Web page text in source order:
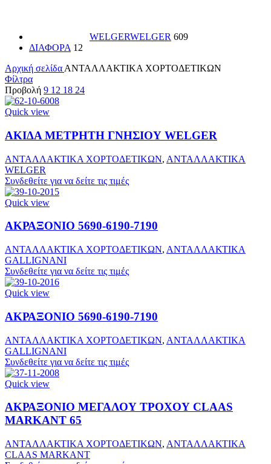
WELGERWELGER 609
ΔΙΑΦΟΡΑ 12
Αρχική σελίδα ΑΝΤΑΛΛΑΚΤΙΚΑ ΧΟΡΤΟΔΕΤΙΚΩΝ
Φίλτρα
Προβολή 9 12 18 24
Quick view
ΑΚΙΔΑ ΜΕΤΡΗΤΗ ΓΝΗΣΙΟΥ WELGER
ΑΝΤΑΛΛΑΚΤΙΚΑ ΧΟΡΤΟΔΕΤΙΚΩΝ, ΑΝΤΑΛΛΑΚΤΙΚΑ
WELGER
Συνδεθείτε για να δείτε τις τιμές
Quick view
ΑΚΡΑΞΟΝΙΟ 5690-6190-7190
ΑΝΤΑΛΛΑΚΤΙΚΑ ΧΟΡΤΟΔΕΤΙΚΩΝ, ΑΝΤΑΛΛΑΚΤΙΚΑ
GALLIGNANI
Συνδεθείτε για να δείτε τις τιμές
Quick view
ΑΚΡΑΞΟΝΙΟ 5690-6190-7190
ΑΝΤΑΛΛΑΚΤΙΚΑ ΧΟΡΤΟΔΕΤΙΚΩΝ, ΑΝΤΑΛΛΑΚΤΙΚΑ
GALLIGNANI
Συνδεθείτε για να δείτε τις τιμές
Quick view
ΑΚΡΑΞΟΝΙΟ ΜΕΓΑΛΟΥ ΤΡΟΧΟΥ CLAAS
MARKANT 65
ΑΝΤΑΛΛΑΚΤΙΚΑ ΧΟΡΤΟΔΕΤΙΚΩΝ, ΑΝΤΑΛΛΑΚΤΙΚΑ
CLAAS MARKANT